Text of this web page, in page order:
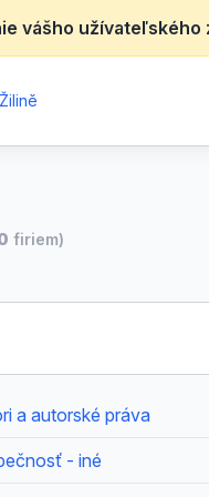
vášho užívateľského
firiem)
a autorské práva
- iné